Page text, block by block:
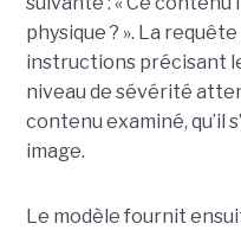
physique ? ». La
instructions précisant
niveau de sévérité
contenu examiné, qu’il
image.
Le modèle fournit